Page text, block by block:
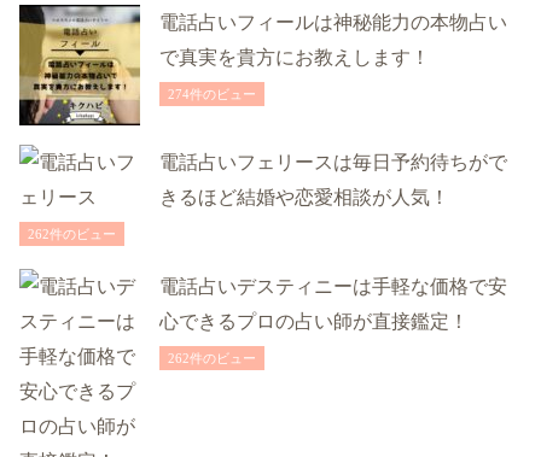
電話占いフィールは神秘能力の本物占い
で真実を貴方にお教えします！
274件のビュー
電話占いフェリースは毎日予約待ちがで
きるほど結婚や恋愛相談が人気！
262件のビュー
電話占いデスティニーは手軽な価格で安
心できるプロの占い師が直接鑑定！
262件のビュー